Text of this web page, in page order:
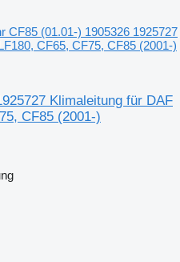
CF85 (01.01-) 1905326 1925727
CF65, CF75, CF85 (2001-)
Klimaleitung für DAF
CF85 (2001-)